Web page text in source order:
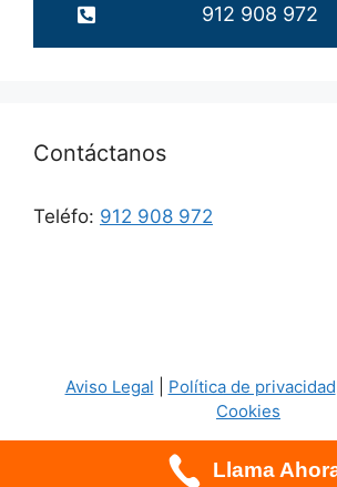
912 908 972
Contáctanos
Teléfo: 912 908 972
Aviso Legal Política de privacidad
Cookies
Llama